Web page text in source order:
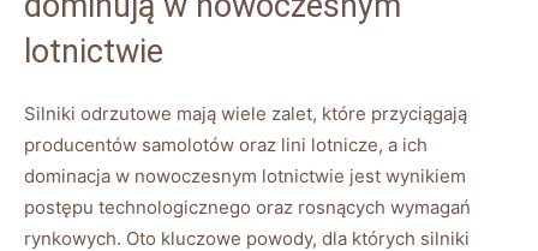
lotnictwie
Silniki odrzutowe mają wiele‌ zalet,⁣ które przyciągają
‍producentów ‌samolotów oraz lini lotnicze, a ich
⁣dominacja w nowoczesnym lotnictwie‍ jest wynikiem
⁤postępu technologicznego ⁤oraz‍ rosnących wymagań
rynkowych. Oto kluczowe powody, dla których silniki ​